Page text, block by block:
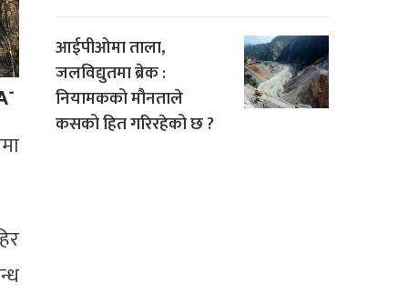
आईपीओमा ताला,
जलविद्युतमा ब्रेक :
नियामकको मौनताले
कसको हित गरिरहेको छ ?